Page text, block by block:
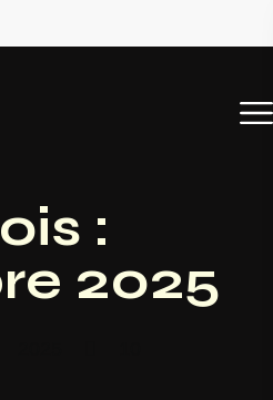
:
2025